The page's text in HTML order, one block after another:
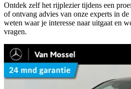
Ontdek zelf het rijplezier tijdens een
of ontvang advies van onze experts in
weten waar je interesse naar uitgaat en
vragen.